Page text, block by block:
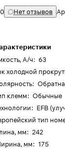
0 Нет отзывов
А/ч: 63
холодной
:
клемм: Обычные
: EFB
тип
мм: 242
мм: 175